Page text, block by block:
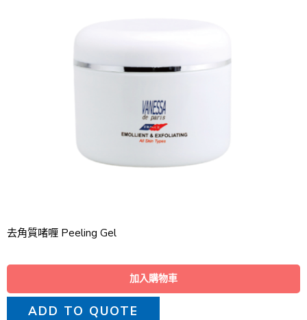
去角質啫喱 Peeling Gel
加入購物車
ADD TO QUOTE